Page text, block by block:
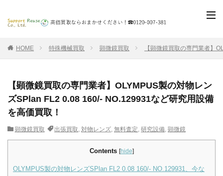
HOME 特殊機械買取 顕微鏡買取 【顕微鏡買取の専門業者】
【顕微鏡買取の専門業者】OLYMPUS製の対物レン
ズSPlan FL2 0.08 160/- NO.129931など研究用設備
を高価買取！
顕微鏡買取 出張買取, 対物レンズ, 無料査定, 研究設備, 顕微鏡
Contents [hide]
OLYMPUS製の対物レンズSPlan FL2 0.08 160/- NO.129931、今な